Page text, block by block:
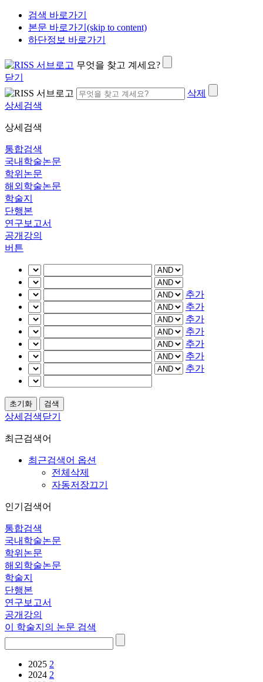
검색 바로가기
본문 바로가기(skip to content)
하단정보 바로가기
무엇을 찾고 계세요?
닫기
삭제
상세검색
상세검색
통합검색
국내학술논문
학위논문
해외학술논문
학술지
단행본
연구보고서
공개강의
버튼
추가
추가
추가
추가
추가
추가
추가
상세검색닫기
최근검색어
최근검색어 옵션
전체삭제
자동저장끄기
인기검색어
통합검색
국내학술논문
학위논문
해외학술논문
학술지
단행본
연구보고서
공개강의
이 학술지의 논문 검색
2025 2
2024 2